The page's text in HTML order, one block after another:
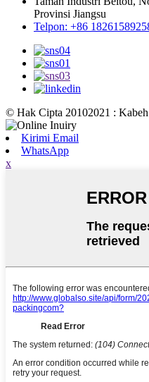
Provinsi Jiangsu
Telpon: +86
© Hak Cipta 20102021 :
Kirimi Email
WhatsApp
x